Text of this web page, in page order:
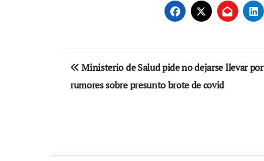
Navegación
de
Ministerio de Salud pide no dejarse llevar por
rumores sobre presunto brote de covid